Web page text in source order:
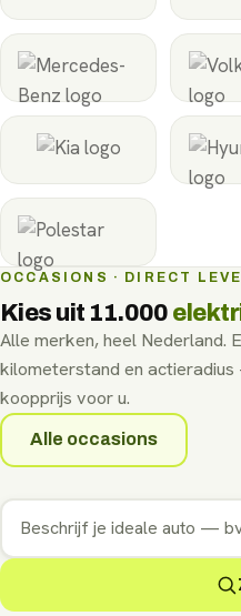
OCCASIONS · DIRECT
Kies uit 11.000
Alle merken, heel Nederland.
kilometerstand en
koopprijs voor u.
Alle occasions